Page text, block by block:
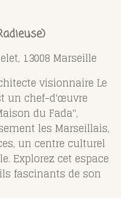
13008 Marseille
visionnaire Le
un chef-d'œuvre
du Fada",
les Marseillais,
un centre culturel
Explorez cet espace
fascinants de son